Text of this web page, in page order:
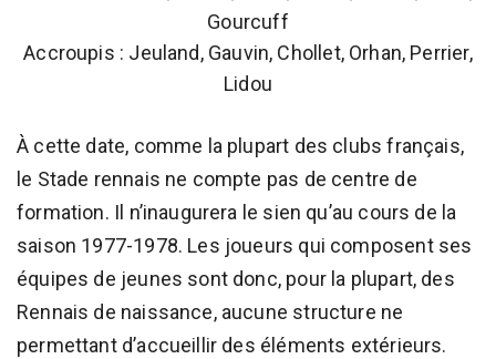
Gourcuff
Accroupis : Jeuland, Gauvin, Chollet, Orhan, Perrier,
Lidou
À cette date, comme la plupart des clubs français,
le Stade rennais ne compte pas de centre de
formation. Il n’inaugurera le sien qu’au cours de la
saison 1977-1978. Les joueurs qui composent ses
équipes de jeunes sont donc, pour la plupart, des
Rennais de naissance, aucune structure ne
permettant d’accueillir des éléments extérieurs.